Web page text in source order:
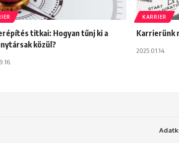
titkai: Hogyan tűnj ki a
közül?
KARRIER
Karrierünk
2025.01.14.